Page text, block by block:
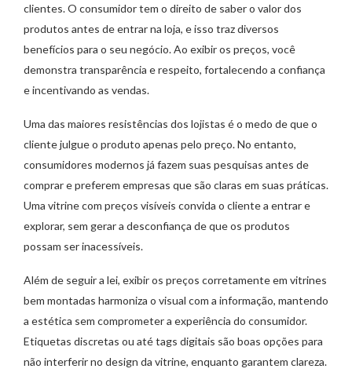
clientes. O consumidor tem o direito de saber o valor dos
produtos antes de entrar na loja, e isso traz diversos
benefícios para o seu negócio. Ao exibir os preços, você
demonstra transparência e respeito, fortalecendo a confiança
e incentivando as vendas.
Uma das maiores resistências dos lojistas é o medo de que o
cliente julgue o produto apenas pelo preço. No entanto,
consumidores modernos já fazem suas pesquisas antes de
comprar e preferem empresas que são claras em suas práticas.
Uma vitrine com preços visíveis convida o cliente a entrar e
explorar, sem gerar a desconfiança de que os produtos
possam ser inacessíveis.
Além de seguir a lei, exibir os preços corretamente em vitrines
bem montadas harmoniza o visual com a informação, mantendo
a estética sem comprometer a experiência do consumidor.
Etiquetas discretas ou até tags digitais são boas opções para
não interferir no design da vitrine, enquanto garantem clareza.